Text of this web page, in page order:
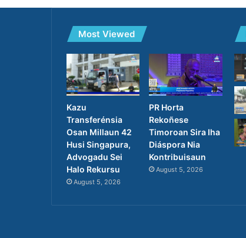
Most Viewed
Kazu
Transferénsia
Osan Millaun 42
Husi Singapura,
Advogadu Sei
Halo Rekursu
August 5, 2026
PR Horta
Rekoñese
Timoroan Sira Iha
Diáspora Nia
Kontribuisaun
August 5, 2026